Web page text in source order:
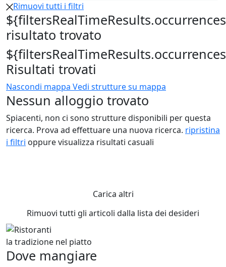
Rimuovi tutti i filtri
risultato trovato
Risultati trovati
Nascondi mappa Vedi strutture su mappa
Nessun alloggio trovato
Spiacenti, non ci sono strutture disponibili per questa
ricerca. Prova ad effettuare una nuova ricerca. ripristina
i filtri oppure visualizza risultati casuali
Carica altri
Rimuovi tutti gli articoli dalla lista dei desideri
la tradizione nel piatto
Dove mangiare